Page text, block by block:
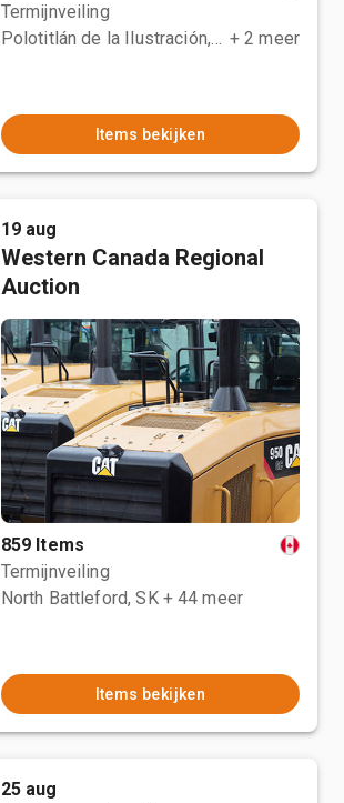
Termijnveiling
Polotitlán de la Ilustración, MEX + 2 meer
Items bekijken
19 aug
Western Canada Regional
Auction
859 Items
Termijnveiling
North Battleford, SK + 44 meer
Items bekijken
25 aug